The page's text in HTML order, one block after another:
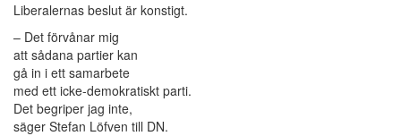
Liberalernas beslut är konstigt.
– Det förvånar mig
att sådana partier kan
gå in i ett samarbete
med ett icke-demokratiskt parti.
Det begriper jag inte,
säger Stefan Löfven till DN.